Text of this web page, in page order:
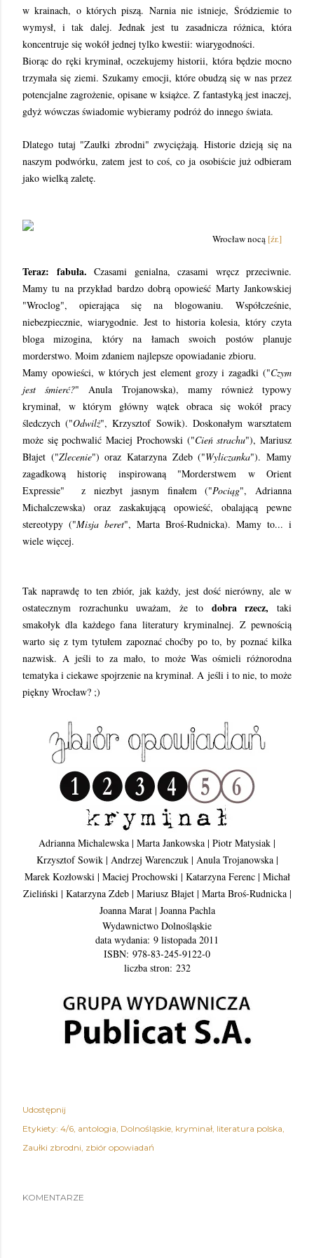
w krainach, o których piszą. Narnia nie istnieje, Śródziemie to
wymysł, i tak dalej. Jednak jest tu zasadnicza różnica, która
koncentruje się wokół jednej tylko kwestii: wiarygodności.
Biorąc do ręki kryminał, oczekujemy historii, która będzie mocno
trzymała się ziemi. Szukamy emocji, które obudzą się w nas przez
potencjalne zagrożenie, opisane w książce. Z fantastyką jest inaczej,
gdyż wówczas świadomie wybieramy podróż do innego świata.
Dlatego tutaj "Zaułki zbrodni" zwyciężają. Historie dzieją się na
naszym podwórku, zatem jest to coś, co ja osobiście już odbieram
jako wielką zaletę.
Wrocław nocą [źr.]
Teraz: fabuła. Czasami genialna, czasami wręcz przeciwnie.
Mamy tu na przykład bardzo dobrą opowieść Marty Jankowskiej
"Wroclog", opierająca się na blogowaniu. Współcześnie,
niebezpiecznie, wiarygodnie. Jest to historia kolesia, który czyta
bloga mizogina, który na łamach swoich postów planuje
morderstwo. Moim zdaniem najlepsze opowiadanie zbioru.
Mamy opowieści, w których jest element grozy i zagadki ("Czym
jest śmierć?" Anula Trojanowska), mamy również typowy
kryminał, w którym główny wątek obraca się wokół pracy
śledczych ("Odwilż", Krzysztof Sowik). Doskonałym warsztatem
może się pochwalić Maciej Prochowski ("Cień strachu"), Mariusz
Błajet ("Zlecenie") oraz Katarzyna Zdeb ("Wyliczanka"). Mamy
zagadkową historię inspirowaną "Morderstwem w Orient
Expressie" z niezbyt jasnym finałem ("Pociąg", Adrianna
Michalczewska) oraz zaskakującą opowieść, obalającą pewne
stereotypy ("Misja beret", Marta Broś-Rudnicka). Mamy to... i
wiele więcej.
Tak naprawdę to ten zbiór, jak każdy, jest dość nierówny, ale w
ostatecznym rozrachunku uważam, że to dobra rzecz, taki
smakołyk dla każdego fana literatury kryminalnej. Z pewnością
warto się z tym tytułem zapoznać choćby po to, by poznać kilka
nazwisk. A jeśli to za mało, to może Was ośmieli różnorodna
tematyka i ciekawe spojrzenie na kryminał. A jeśli i to nie, to może
piękny Wrocław? ;)
Adrianna Michalewska | Marta Jankowska | Piotr Matysiak |
Krzysztof Sowik | Andrzej Warenczuk | Anula Trojanowska |
Marek Kozłowski | Maciej Prochowski | Katarzyna Ferenc | Michał
Zieliński | Katarzyna Zdeb | Mariusz Błajet | Marta Broś-Rudnicka |
Joanna Marat | Joanna Pachla
Wydawnictwo Dolnośląskie
data wydania: 9 listopada 2011
ISBN: 978-83-245-9122-0
liczba stron: 232
Udostępnij
Etykiety: 4/6 antologia Dolnośląskie kryminał literatura polska
Zaułki zbrodni zbiór opowiadań
KOMENTARZE